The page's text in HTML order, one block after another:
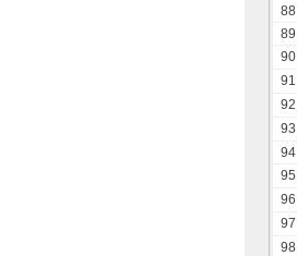
88
89
90
91
92
93
94
95
96
97
98